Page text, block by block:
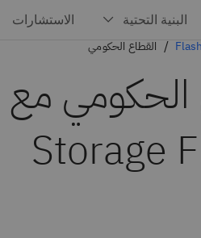
القطاع الحكومي
Storage